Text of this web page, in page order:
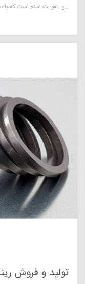
لاستیک منجید دار چیست؟ اگر با این لاستیک‌ها آشنایی کامل ندارید باید بدانید که از مقرون به صرفه‌ترین و قدیمی‌ترین لاستیک‌های بازار است. منجید در اصل به ترکیب نخ، الیاف مصنوعی و کتان می‌گویند که در بهتر شدن و مقاوم شدن این لاستیک‌ها تاثیر دارد. این نوع لاستیک‌ها به دلیل ویژگی‌های خاص و منحصر به فردی که دارند و همچنین قیمت مناسب، مورد توجه افراد خریدار قرار داردلاستیک‌های منجید دار، به دلیل ویژگی‌های فوق العاده‌ای که دارد در صنعت بسیار مورد استفاده قرار می‌گیرد. این لاستیک‌ها در صنعت ورق لاستیکی کتان نامیده می‌شود و این نام به دلیل استفاده از کتان است. این ورق‌ها با فایبر، نخ، الیاف مصنوعی و یا پارچه کتان تقویت شده است که باعث بالا رفتن استحکام و مقاومت این محصول می‌شود
تولید و فروش